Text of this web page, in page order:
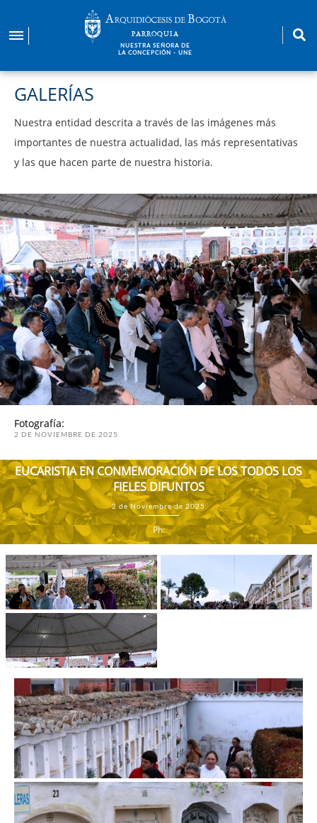
contenido
PARROQUIA
NUESTRA SEÑORA DE
LA CONCEPCIÓN - UNE
GALERÍAS
Nuestra entidad descrita a través de las imágenes más
importantes de nuestra actualidad, las más representativas
y las que hacen parte de nuestra historia.
Fotografía:
2 DE NOVIEMBRE DE 2025
EUCARISTIA EN CONMEMORACIÓN DE LOS TODOS LOS
FIELES DIFUNTOS
2 de Noviembre de 2025
Ph: